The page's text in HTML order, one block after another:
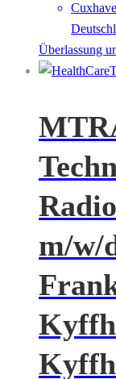
Überlassung
m/w/